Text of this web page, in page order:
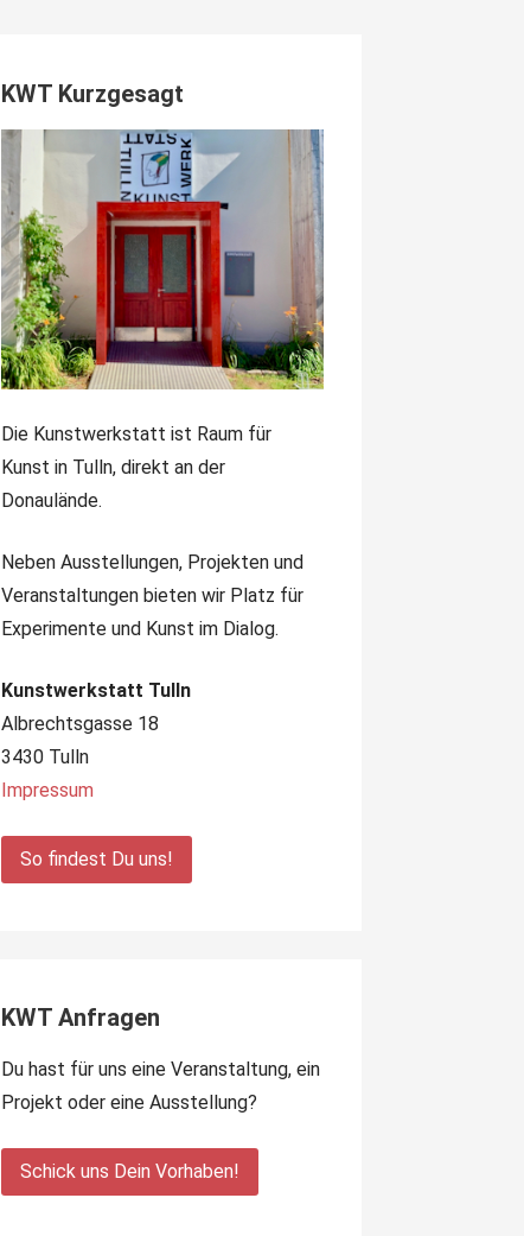
KWT Kurzgesagt
Die Kunstwerkstatt ist Raum für
Kunst in Tulln, direkt an der
Donaulände.
Neben Ausstellungen, Projekten und
Veranstaltungen bieten wir Platz für
Experimente und Kunst im Dialog.
Kunstwerkstatt Tulln
Albrechtsgasse 18
3430 Tulln
Impressum
So findest Du uns!
KWT Anfragen
Du hast für uns eine Veranstaltung, ein
Projekt oder eine Ausstellung?
Schick uns Dein Vorhaben!